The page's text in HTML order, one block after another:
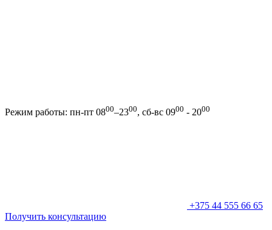
Режим работы: пн-пт 0800–2300, сб-вс 0900 - 2000
+375 44 555 66 65
Получить консультацию